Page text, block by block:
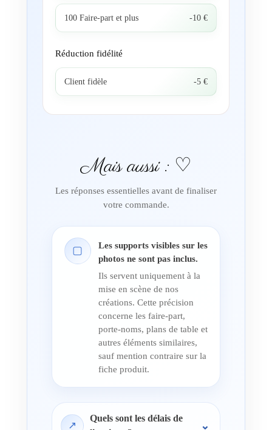
100 Faire-part et plus -10 €
Réduction fidélité
Client fidèle -5 €
Mais aussi : ♡
Les réponses essentielles avant de finaliser
votre commande.
▢
Les supports visibles sur les
photos ne sont pas inclus.
Ils servent uniquement à la
mise en scène de nos
créations. Cette précision
concerne les faire-part,
porte-noms, plans de table et
autres éléments similaires,
sauf mention contraire sur la
fiche produit.
↗
Quels sont les délais de